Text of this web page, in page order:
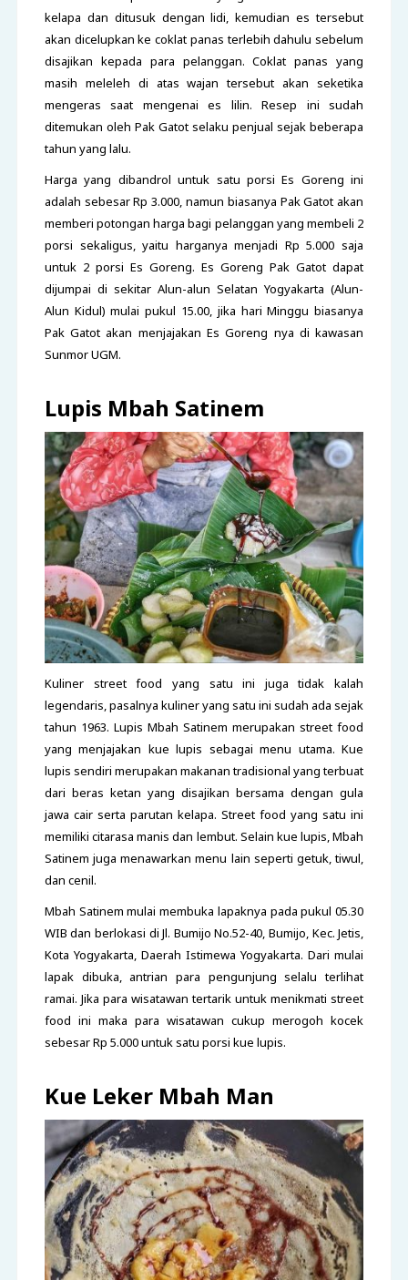
kelapa dan ditusuk dengan lidi, kemudian es tersebut
akan dicelupkan ke coklat panas terlebih dahulu sebelum
disajikan kepada para pelanggan. Coklat panas yang
masih meleleh di atas wajan tersebut akan seketika
mengeras saat mengenai es lilin. Resep ini sudah
ditemukan oleh Pak Gatot selaku penjual sejak beberapa
tahun yang lalu.
Harga yang dibandrol untuk satu porsi Es Goreng ini
adalah sebesar Rp 3.000, namun biasanya Pak Gatot akan
memberi potongan harga bagi pelanggan yang membeli 2
porsi sekaligus, yaitu harganya menjadi Rp 5.000 saja
untuk 2 porsi Es Goreng. Es Goreng Pak Gatot dapat
dijumpai di sekitar Alun-alun Selatan Yogyakarta (Alun-
Alun Kidul) mulai pukul 15.00, jika hari Minggu biasanya
Pak Gatot akan menjajakan Es Goreng nya di kawasan
Sunmor UGM.
Lupis Mbah Satinem
Kuliner street food yang satu ini juga tidak kalah
legendaris, pasalnya kuliner yang satu ini sudah ada sejak
tahun 1963. Lupis Mbah Satinem merupakan street food
yang menjajakan kue lupis sebagai menu utama. Kue
lupis sendiri merupakan makanan tradisional yang terbuat
dari beras ketan yang disajikan bersama dengan gula
jawa cair serta parutan kelapa. Street food yang satu ini
memiliki citarasa manis dan lembut. Selain kue lupis, Mbah
Satinem juga menawarkan menu lain seperti getuk, tiwul,
dan cenil.
Mbah Satinem mulai membuka lapaknya pada pukul 05.30
WIB dan berlokasi di Jl. Bumijo No.52-40, Bumijo, Kec. Jetis,
Kota Yogyakarta, Daerah Istimewa Yogyakarta. Dari mulai
lapak dibuka, antrian para pengunjung selalu terlihat
ramai. Jika para wisatawan tertarik untuk menikmati street
food ini maka para wisatawan cukup merogoh kocek
sebesar Rp 5.000 untuk satu porsi kue lupis.
Kue Leker Mbah Man